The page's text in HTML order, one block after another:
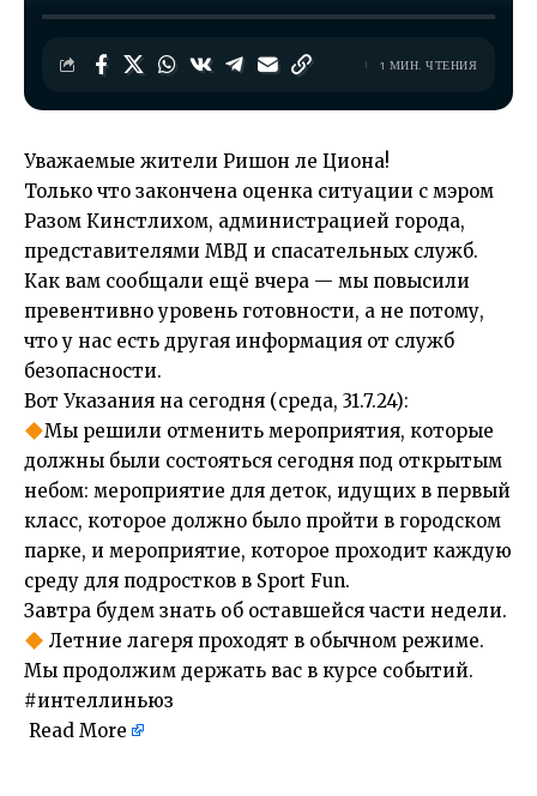
1 МИН. ЧТЕНИЯ
Уважаемые жители Ришон ле Циона!
Только что закончена оценка ситуации с мэром
Разом Кинстлихом, администрацией города,
представителями МВД и спасательных служб.
Как вам сообщали ещё вчера — мы повысили
превентивно уровень готовности, а не потому,
что у нас есть другая информация от служб
безопасности.
Вот Указания на сегодня (среда, 31.7.24):
Мы решили отменить мероприятия, которые
должны были состояться сегодня под открытым
небом: мероприятие для деток, идущих в первый
класс, которое должно было пройти в городском
парке, и мероприятие, которое проходит каждую
среду для подростков в Sport Fun.
Завтра будем знать об оставшейся части недели.
Летние лагеря проходят в обычном режиме.
Мы продолжим держать вас в курсе событий.
#интеллиньюз
Read More